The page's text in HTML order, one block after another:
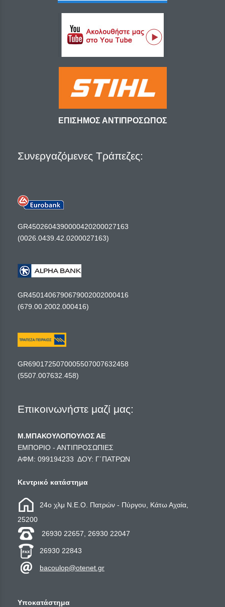
ΕΠΙΣΗΜΟΣ ΑΝΤΙΠΡΟΣΩΠΟΣ
Συνεργαζόμενες Τράπεζες:
GR4502604390000420200027163
(0026.0439.42.0200027163)
GR4501406790679002002000416
(679.00.2002.000416)
GR6901725070005507007632458
(5507.007632.458)
Επικοινωνήστε μαζί μας:
Μ.ΜΠΑΚΟΥΛΟΠΟΥΛΟΣ ΑΕ
ΕΜΠΟΡΙΟ - ΑΝΤΙΠΡΟΣΩΠΙΕΣ
ΑΦΜ: 099194233 ΔΟΥ: Γ΄ΠΑΤΡΩΝ
Κεντρικό κατάστημα
24ο χλμ Ν.Ε.Ο. Πατρών - Πύργου, Κάτω Αχαία,
25200
26930 22657, 26930 22047
26930 22843
bacoulop@otenet.gr
Υποκατάστημα